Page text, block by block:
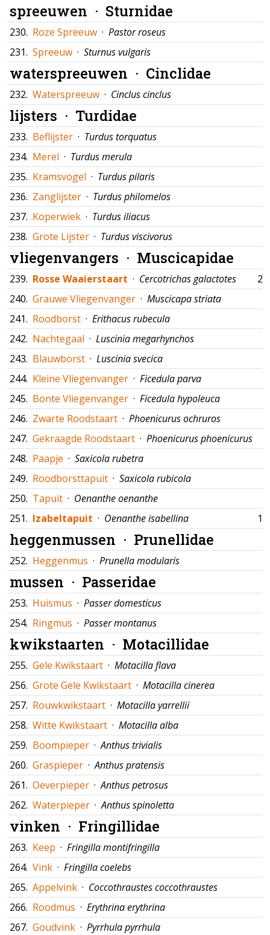
spreeuwen · Sturnidae
230. Roze Spreeuw · Pastor roseus
231. Spreeuw · Sturnus vulgaris
waterspreeuwen · Cinclidae
232. Waterspreeuw · Cinclus cinclus
lijsters · Turdidae
233. Beflijster · Turdus torquatus
234. Merel · Turdus merula
235. Kramsvogel · Turdus pilaris
236. Zanglijster · Turdus philomelos
237. Koperwiek · Turdus iliacus
238. Grote Lijster · Turdus viscivorus
vliegenvangers · Muscicapidae
239. Rosse Waaierstaart · Cercotrichas galactotes
240. Grauwe Vliegenvanger · Muscicapa striata
241. Roodborst · Erithacus rubecula
242. Nachtegaal · Luscinia megarhynchos
243. Blauwborst · Luscinia svecica
244. Kleine Vliegenvanger · Ficedula parva
245. Bonte Vliegenvanger · Ficedula hypoleuca
246. Zwarte Roodstaart · Phoenicurus ochruros
247. Gekraagde Roodstaart · Phoenicurus phoenicurus
248. Paapje · Saxicola rubetra
249. Roodborsttapuit · Saxicola rubicola
250. Tapuit · Oenanthe oenanthe
251. Izabeltapuit · Oenanthe isabellina
heggenmussen · Prunellidae
252. Heggenmus · Prunella modularis
mussen · Passeridae
253. Huismus · Passer domesticus
254. Ringmus · Passer montanus
kwikstaarten · Motacillidae
255. Gele Kwikstaart · Motacilla flava
256. Grote Gele Kwikstaart · Motacilla cinerea
257. Rouwkwikstaart · Motacilla yarrellii
258. Witte Kwikstaart · Motacilla alba
259. Boompieper ·Anthus trivialis
260. Graspieper ·Anthus pratensis
261. Oeverpieper ·Anthus petrosus
262. Waterpieper ·Anthus spinoletta
vinken · Fringillidae
263. Keep · Fringilla montifringilla
264. Vink · Fringilla coelebs
265. Appelvink · Coccothraustes coccothraustes
266. Roodmus · Erythrina erythrina
267. Goudvink · Pyrrhula pyrrhula